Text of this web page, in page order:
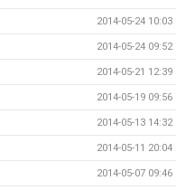
2014-05-24 10:03
2014-05-24 09:52
2014-05-21 12:39
2014-05-19 09:56
2014-05-13 14:32
2014-05-11 20:04
2014-05-07 09:46